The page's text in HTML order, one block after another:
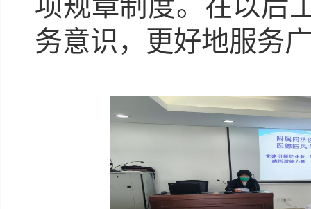
项规章制度。在以后
务意识，更好地服务